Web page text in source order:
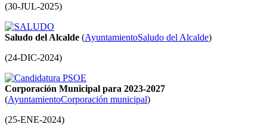
(30-JUL-2025)
Saludo del Alcalde (AyuntamientoSaludo del Alcalde)
(24-DIC-2024)
Corporación Municipal para 2023-2027
(AyuntamientoCorporación municipal)
(25-ENE-2024)